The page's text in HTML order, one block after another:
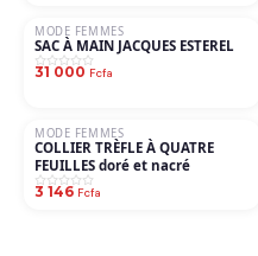
MODE FEMMES
SAC À MAIN JACQUES ESTEREL
31 000 Fcfa
MODE FEMMES
COLLIER TRÈFLE À QUATRE
FEUILLES doré et nacré
3 146 Fcfa